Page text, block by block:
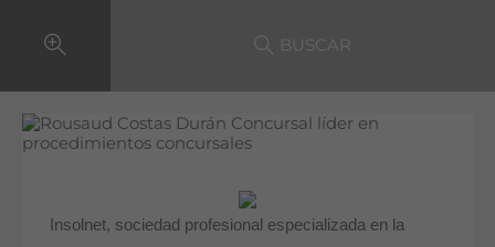
BUSCAR
Insolnet, sociedad profesional especializada en la